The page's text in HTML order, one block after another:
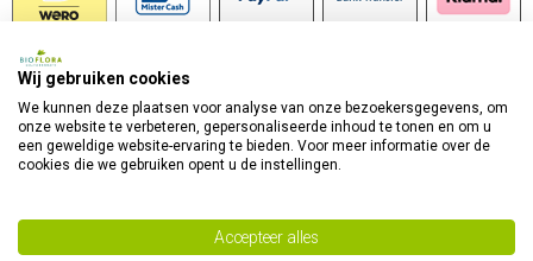
Wij gebruiken cookies
We kunnen deze plaatsen voor analyse van onze bezoekersgegevens, om
onze website te verbeteren, gepersonaliseerde inhoud te tonen en om u
een geweldige website-ervaring te bieden. Voor meer informatie over de
cookies die we gebruiken opent u de instellingen.
Accepteer alles